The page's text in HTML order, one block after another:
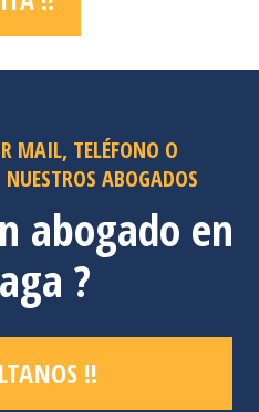
MAIL, TELÉFONO O
ABOGADOS
abogado en
?
!!